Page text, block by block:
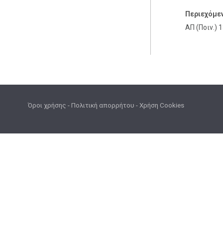
ΑΠ (Ποιν.)
Όροι χρήσης -Πολιτική απορρήτου -Χρήση Cookies